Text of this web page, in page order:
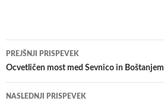
Krmarjenje
po
prispevkih
PREJŠNJI PRISPEVEK
Ocvetličen most med Sevnico in Boštanjem
NASLEDNJI PRISPEVEK